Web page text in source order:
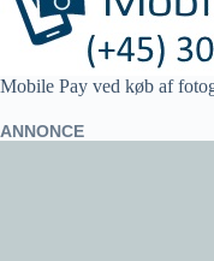
Mobile Pay ved køb af
ANNONCE